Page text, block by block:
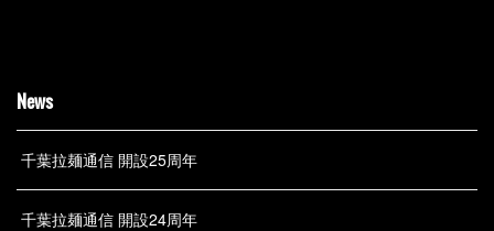
News
千葉拉麺通信 開設25周年
千葉拉麺通信 開設24周年